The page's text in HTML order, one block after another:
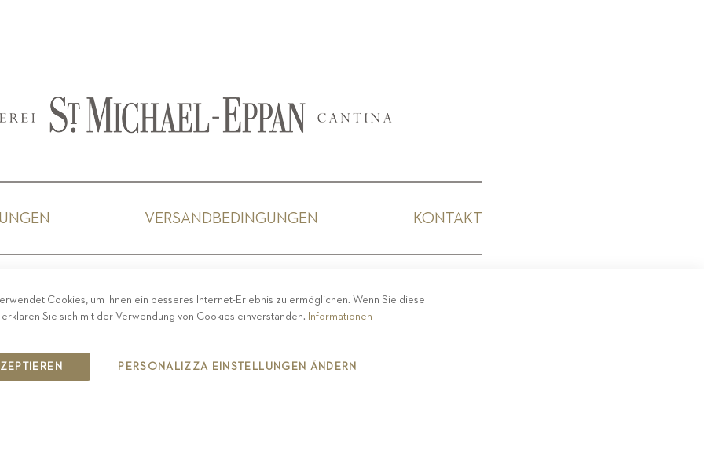
VERSANDBEDINGUNGEN KONTAKT
COPYRIGHT 2019 ST.MICHAEL - EPPAN
Cookies, um Ihnen ein besseres Internet-Erlebnis zu ermöglichen. Wenn Sie diese
Sie sich mit der Verwendung von Cookies einverstanden. Informationen
PERSONALIZZA EINSTELLUNGEN ÄNDERN